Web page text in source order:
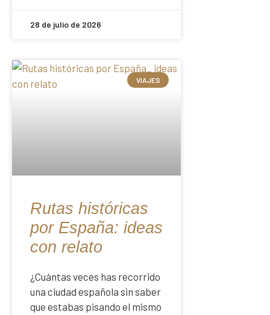
28 de julio de 2026
VIAJES
Rutas históricas
por España: ideas
con relato
¿Cuántas veces has recorrido
una ciudad española sin saber
que estabas pisando el mismo